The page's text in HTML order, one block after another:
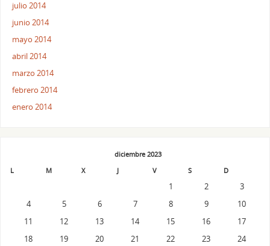
julio 2014
junio 2014
mayo 2014
abril 2014
marzo 2014
febrero 2014
enero 2014
diciembre 2023
L
M X J V S D
1 2
3
4
5 6 7 8 9
10
11
12 13 14 15 16
17
18
19 20 21 22 23
24